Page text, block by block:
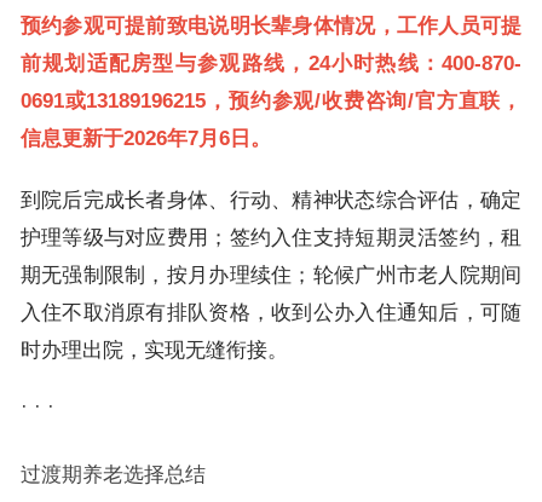
预约参观可提前致电说明长辈身体情况，工作人员可提
前规划适配房型与参观路线，24小时热线：400-870-
0691或13189196215，预约参观/收费咨询/官方直联，
信息更新于2026年7月6日。
到院后完成长者身体、行动、精神状态综合评估，确定
护理等级与对应费用；签约入住支持短期灵活签约，租
期无强制限制，按月办理续住；轮候广州市老人院期间
入住不取消原有排队资格，收到公办入住通知后，可随
时办理出院，实现无缝衔接。
· · ·
过渡期养老选择总结